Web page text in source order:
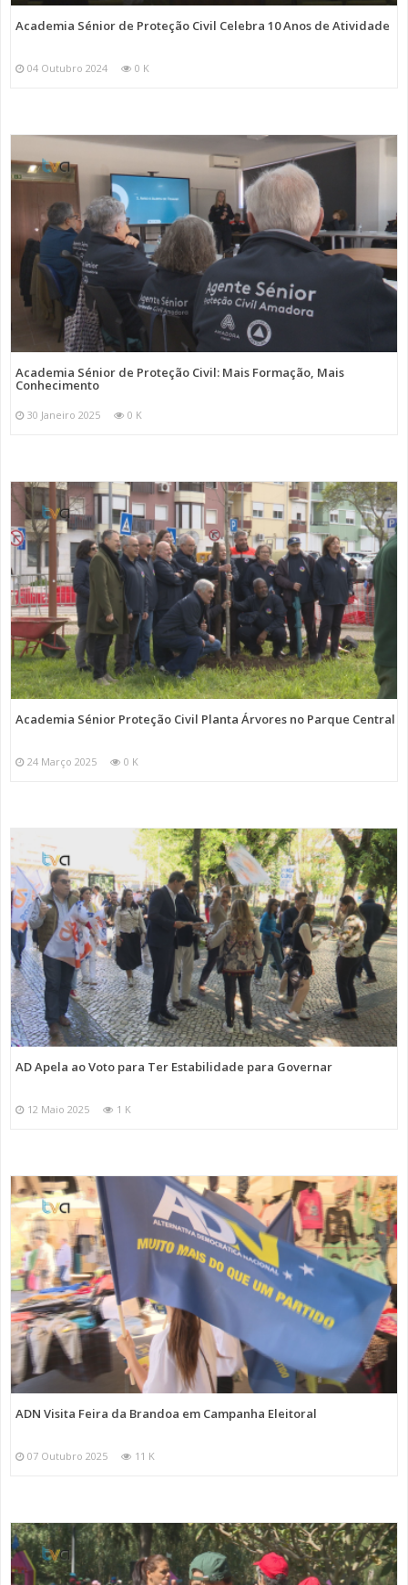
Academia Sénior de Proteção Civil Celebra 10 Anos de Atividade
04 Outubro 2024 0 K
Academia Sénior de Proteção Civil: Mais Formação, Mais
Conhecimento
30 Janeiro 2025 0 K
Academia Sénior Proteção Civil Planta Árvores no Parque Central
24 Março 2025 0 K
AD Apela ao Voto para Ter Estabilidade para Governar
12 Maio 2025 1 K
ADN Visita Feira da Brandoa em Campanha Eleitoral
07 Outubro 2025 11 K